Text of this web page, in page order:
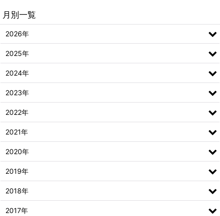
月別一覧
2026年
2025年
2024年
2023年
2022年
2021年
2020年
2019年
2018年
2017年